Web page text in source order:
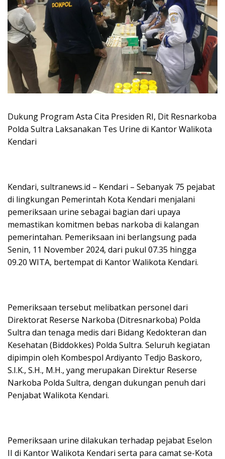
Dukung Program Asta Cita Presiden RI, Dit Resnarkoba
Polda Sultra Laksanakan Tes Urine di Kantor Walikota
Kendari
Kendari, sultranews.id – Kendari – Sebanyak 75 pejabat
di lingkungan Pemerintah Kota Kendari menjalani
pemeriksaan urine sebagai bagian dari upaya
memastikan komitmen bebas narkoba di kalangan
pemerintahan. Pemeriksaan ini berlangsung pada
Senin, 11 November 2024, dari pukul 07.35 hingga
09.20 WITA, bertempat di Kantor Walikota Kendari.
Pemeriksaan tersebut melibatkan personel dari
Direktorat Reserse Narkoba (Ditresnarkoba) Polda
Sultra dan tenaga medis dari Bidang Kedokteran dan
Kesehatan (Biddokkes) Polda Sultra. Seluruh kegiatan
dipimpin oleh Kombespol Ardiyanto Tedjo Baskoro,
S.I.K., S.H., M.H., yang merupakan Direktur Reserse
Narkoba Polda Sultra, dengan dukungan penuh dari
Penjabat Walikota Kendari.
Pemeriksaan urine dilakukan terhadap pejabat Eselon
II di Kantor Walikota Kendari serta para camat se-Kota